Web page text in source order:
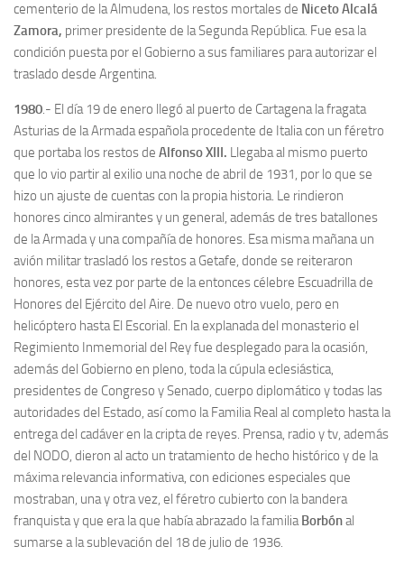
cementerio de la Almudena, los restos mortales de Niceto Alcalá
Zamora, primer presidente de la Segunda República. Fue esa la
condición puesta por el Gobierno a sus familiares para autorizar el
traslado desde Argentina.
1980.- El día 19 de enero llegó al puerto de Cartagena la fragata
Asturias de la Armada española procedente de Italia con un féretro
que portaba los restos de Alfonso XIII. Llegaba al mismo puerto
que lo vio partir al exilio una noche de abril de 1931, por lo que se
hizo un ajuste de cuentas con la propia historia. Le rindieron
honores cinco almirantes y un general, además de tres batallones
de la Armada y una compañía de honores. Esa misma mañana un
avión militar trasladó los restos a Getafe, donde se reiteraron
honores, esta vez por parte de la entonces célebre Escuadrilla de
Honores del Ejército del Aire. De nuevo otro vuelo, pero en
helicóptero hasta El Escorial. En la explanada del monasterio el
Regimiento Inmemorial del Rey fue desplegado para la ocasión,
además del Gobierno en pleno, toda la cúpula eclesiástica,
presidentes de Congreso y Senado, cuerpo diplomático y todas las
autoridades del Estado, así como la Familia Real al completo hasta la
entrega del cadáver en la cripta de reyes. Prensa, radio y tv, además
del NODO, dieron al acto un tratamiento de hecho histórico y de la
máxima relevancia informativa, con ediciones especiales que
mostraban, una y otra vez, el féretro cubierto con la bandera
franquista y que era la que había abrazado la familia Borbónal
sumarse a la sublevación del 18 de julio de 1936.